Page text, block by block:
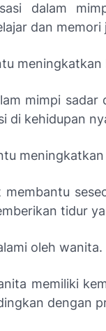
dalam
dan memori
mimpi sadar
di kehidupan
tidur
oleh wanita.
memiliki
dengan